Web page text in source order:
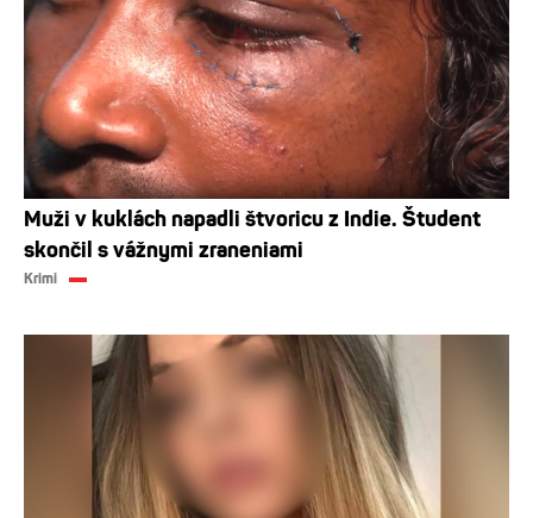
Muži v kuklách napadli štvoricu z Indie. Študent
skončil s vážnymi zraneniami
Krimi